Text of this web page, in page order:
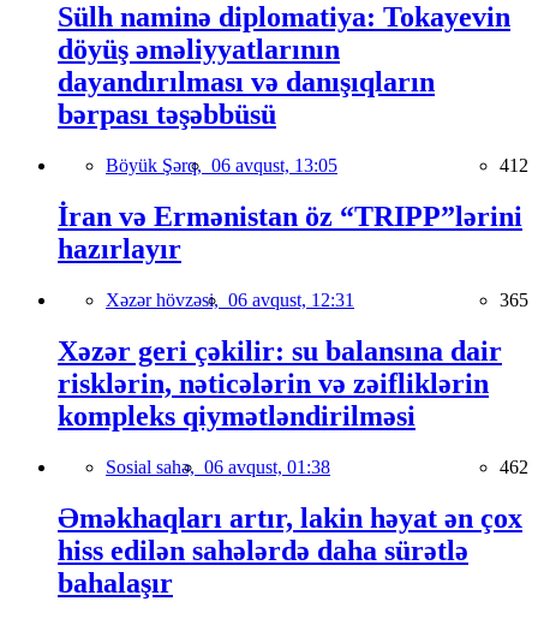
Sülh naminə diplomatiya: Tokayevin
döyüş əməliyyatlarının
dayandırılması və danışıqların
bərpası təşəbbüsü
Böyük Şərq, 06 avqust, 13:05 412
İran və Ermənistan öz “TRIPP”lərini
hazırlayır
Xəzər hövzəsi, 06 avqust, 12:31 365
Xəzər geri çəkilir: su balansına dair
risklərin, nəticələrin və zəifliklərin
kompleks qiymətləndirilməsi
Sosial sahə, 06 avqust, 01:38 462
Əməkhaqları artır, lakin həyat ən çox
hiss edilən sahələrdə daha sürətlə
bahalaşır